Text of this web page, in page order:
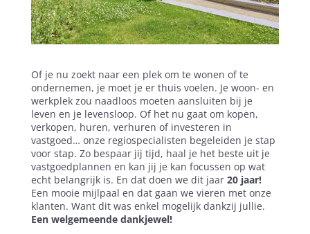
Of je nu zoekt naar een plek om te wonen of te
ondernemen, je moet je er thuis voelen. Je woon- en
werkplek zou naadloos moeten aansluiten bij je
leven en je levensloop. Of het nu gaat om kopen,
verkopen, huren, verhuren of investeren in
vastgoed… onze regiospecialisten begeleiden je stap
voor stap. Zo bespaar jij tijd, haal je het beste uit je
vastgoedplannen en kan jij je kan focussen op wat
echt belangrijk is. En dat doen we dit jaar 20 jaar!
Een mooie mijlpaal en dat gaan we vieren met onze
klanten. Want dit was enkel mogelijk dankzij jullie.
Een welgemeende dankjewel!